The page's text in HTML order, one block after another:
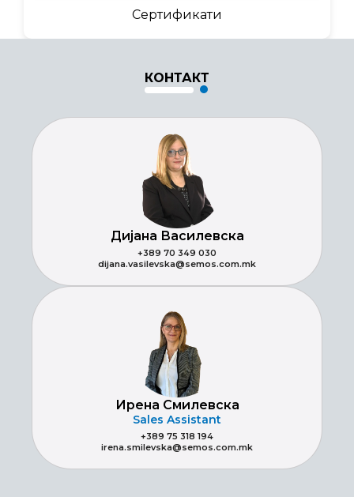
Сертификати
КОНТАКТ
Дијана Василевска
+389 70 349 030
dijana.vasilevska@semos.com.mk
Ирена Смилевска
Sales Assistant
+389 75 318 194
irena.smilevska@semos.com.mk